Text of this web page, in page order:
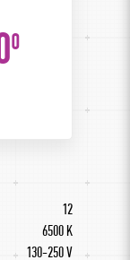
0
12
6500 K
130-250 V